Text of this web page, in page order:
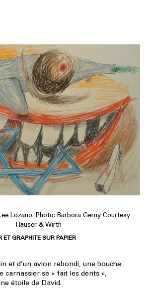
Lozano. Photo: Barbora Gerny Courtesy
Hauser & Wirth
GRAPHITE SUR PAPIER
et d’un avion rebondi, une bouche
carnassier se « fait les dents »,
étoile de David.